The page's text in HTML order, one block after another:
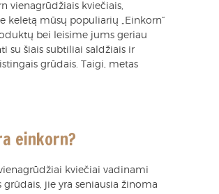
vienagrūdžiais kviečiais,
keletą mūsų populiarių „Einkorn“
bei leisime jums geriau
su šiais subtiliai saldžiais ir
grūdais. Taigi, metas
einkorn?
kviečiai vadinami
grūdais, jie yra seniausia žinoma